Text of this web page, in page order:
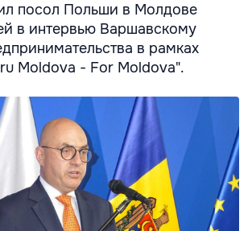
посол Польши в Молдове
в интервью Варшавскому
в рамках
Moldova - For Moldova".